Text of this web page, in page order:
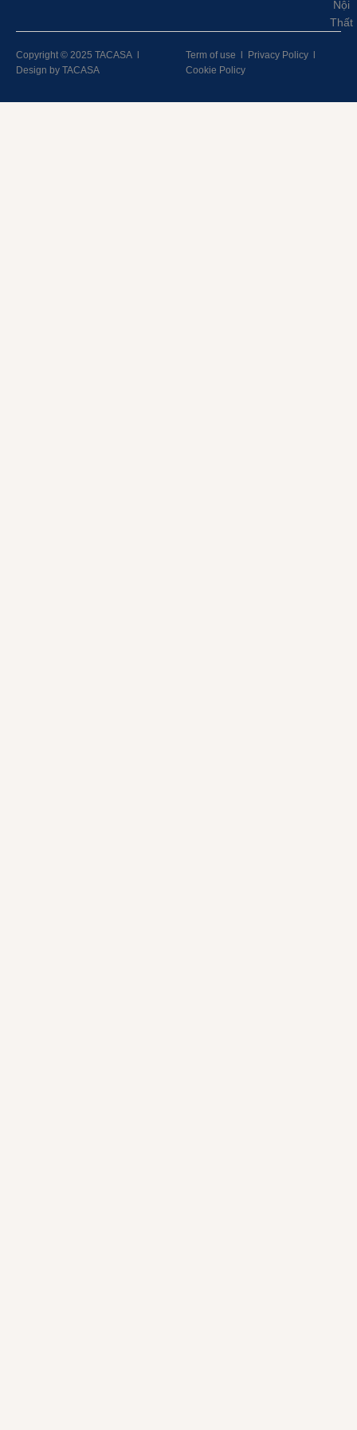
Nội
Thất
Copyright © 2025 TACASA
Design by TACASA
Term of use Privacy Policy
Cookie Policy